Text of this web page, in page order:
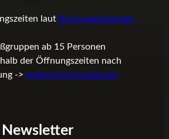
laut Buchungskalender
ab 15 Personen
der Öffnungszeiten nach
-> weitere Informationen
Newsletter